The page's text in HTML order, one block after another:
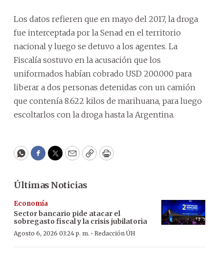
Los datos refieren que en mayo del 2017, la droga
fue interceptada por la Senad en el territorio
nacional y luego se detuvo a los agentes. La
Fiscalía sostuvo en la acusación que los
uniformados habían cobrado USD 200.000 para
liberar a dos personas detenidas con un camión
que contenía 8.622 kilos de marihuana, para luego
escoltarlos con la droga hasta la Argentina.
WhatsApp
Facebook
Twitter
EmailCopyPrint
Últimas Noticias
Economía
Sector bancario pide atacar el
sobregasto fiscal y la crisis jubilatoria
Agosto 6, 2026 03:24 p. m. · Redacción ÚH